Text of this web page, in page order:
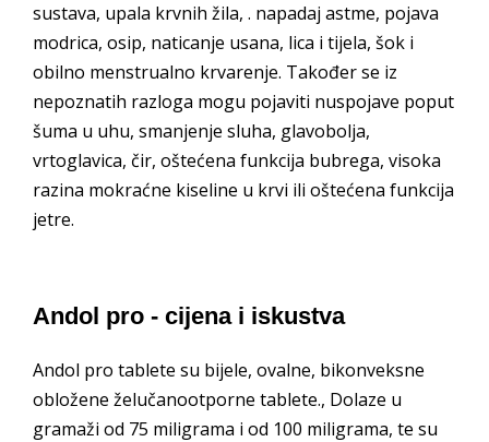
sustava, upala krvnih žila, . napadaj astme, pojava
modrica, osip, naticanje usana, lica i tijela, šok i
obilno menstrualno krvarenje. Također se iz
nepoznatih razloga mogu pojaviti nuspojave poput
šuma u uhu, smanjenje sluha, glavobolja,
vrtoglavica, čir, oštećena funkcija bubrega, visoka
razina mokraćne kiseline u krvi ili oštećena funkcija
jetre.
Andol pro - cijena i iskustva
Andol pro tablete su bijele, ovalne, bikonveksne
obložene želučanootporne tablete., Dolaze u
gramaži od 75 miligrama i od 100 miligrama, te su